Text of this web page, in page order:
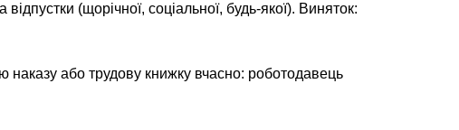
(щорічної, соціальної, будь-якої). Виняток:
наказу або трудову книжку вчасно: роботодавець